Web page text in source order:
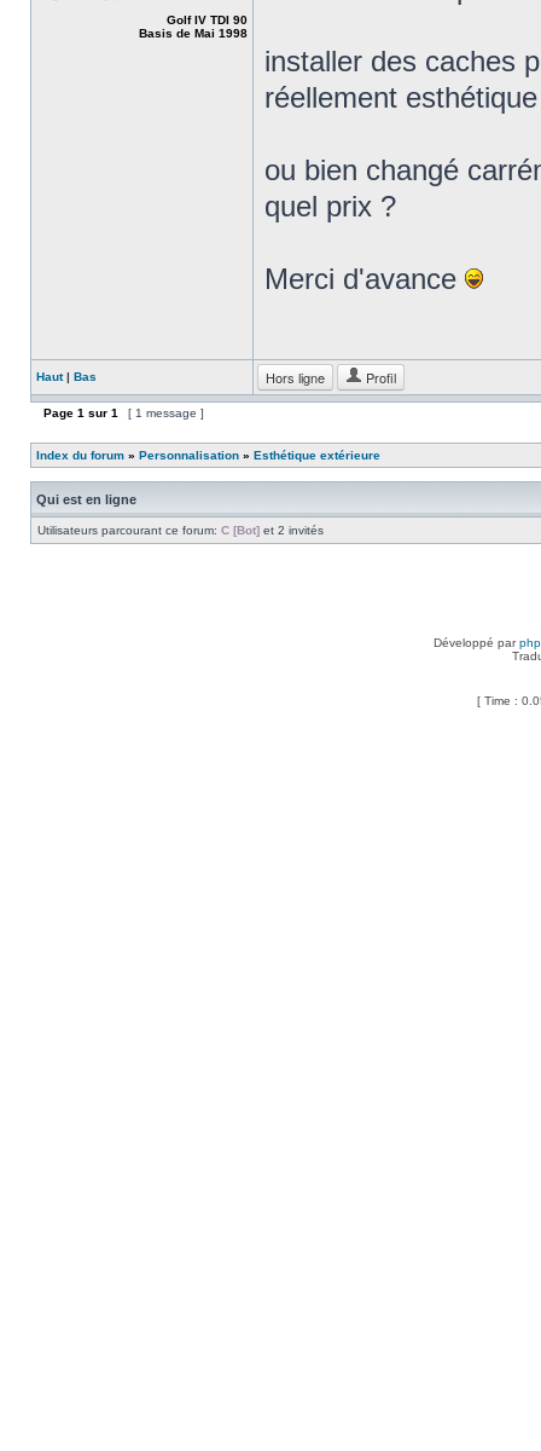
Golf IV TDI 90
Basis de Mai 1998
installer des caches
réellement
ou bien changé
quel prix ?
Merci d'avance
Haut| Bas Hors ligne Profil
Page 1 sur 1 [ 1 message ]
Index du forum » Personnalisation » Esthétique extérieure
Qui est en ligne
Utilisateurs parcourant ce forum: C [Bot] et 2 invités
Développé par
[ Time :